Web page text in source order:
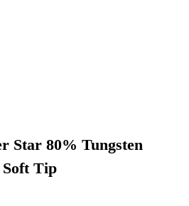
Star 80% Tungsten
Tip